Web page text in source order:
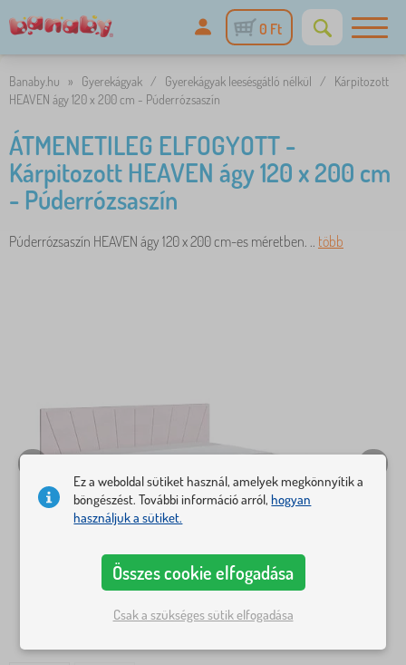
0 Ft
Banaby.hu » Gyerekágyak / Gyerekágyak leesésgátló nélkül /
Kárpitozott
HEAVEN ágy 120 x 200 cm - Púderrózsaszín
ÁTMENETILEG ELFOGYOTT -
Kárpitozott HEAVEN ágy 120 x 200 cm
- Púderrózsaszín
Púderrózsaszín HEAVEN ágy 120 x 200 cm-es méretben. .. több
Ez a weboldal sütiket használ, amelyek megkönnyítik a
böngészést. További információ arról,hogyan
használjuk a sütiket.
Összes cookie elfogadása
Csak a szükséges sütik elfogadása